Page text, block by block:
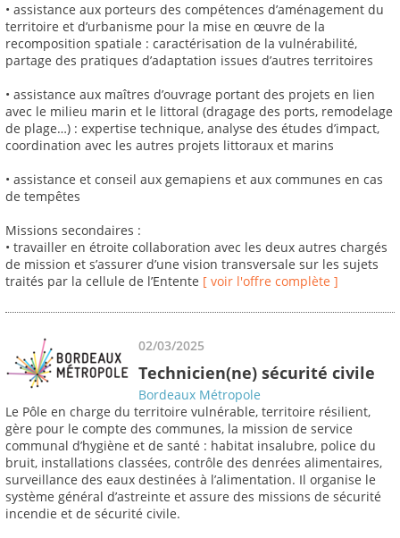
• assistance aux porteurs des compétences d’aménagement du
territoire et d’urbanisme pour la mise en œuvre de la
recomposition spatiale : caractérisation de la vulnérabilité,
partage des pratiques d’adaptation issues d’autres territoires
• assistance aux maîtres d’ouvrage portant des projets en lien
avec le milieu marin et le littoral (dragage des ports, remodelage
de plage…) : expertise technique, analyse des études d’impact,
coordination avec les autres projets littoraux et marins
• assistance et conseil aux gemapiens et aux communes en cas
de tempêtes
Missions secondaires :
• travailler en étroite collaboration avec les deux autres chargés
de mission et s’assurer d’une vision transversale sur les sujets
traités par la cellule de l’Entente [ voir l'offre complète ]
02/03/2025
Technicien(ne) sécurité civile
Bordeaux Métropole
Le Pôle en charge du territoire vulnérable, territoire résilient,
gère pour le compte des communes, la mission de service
communal d’hygiène et de santé : habitat insalubre, police du
bruit, installations classées, contrôle des denrées alimentaires,
surveillance des eaux destinées à l’alimentation. Il organise le
système général d’astreinte et assure des missions de sécurité
incendie et de sécurité civile.